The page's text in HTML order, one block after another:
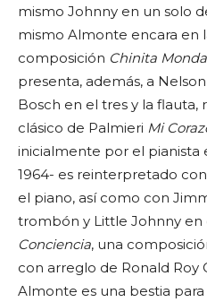
mismo Johnny en un solo
mismo Almonte encara en
composición Chinita Monda
presenta, además, a
Bosch en el tres y la flauta,
clásico de Palmieri Mi
inicialmente por el pianista
1964- es reinterpretado
el piano, así como con
trombón y Little Johnny en
Conciencia, una
con arreglo de Ronald
Almonte es una bestia